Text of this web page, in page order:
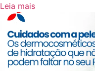
Leia mais